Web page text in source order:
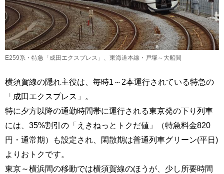
E259系・特急「成田エクスプレス」、東海道本線・戸塚～大船間
横須賀線の隠れ主役は、毎時1～2本運行されている特急の
「成田エクスプレス」。
特に夕方以降の通勤時間帯に運行される東京発の下り列車
には、35%割引の「えきねっとトクだ値」（特急料金820
円・通常期）も設定され、閑散期は普通列車グリーン(平日)
よりおトクです。
東京～横浜間の移動では横須賀線のほうが、少し所要時間